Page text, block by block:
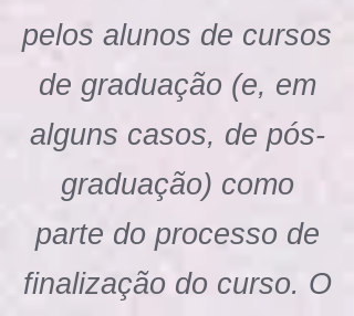
pelos alunos de cursos
de graduação (e, em
alguns casos, de pós-
graduação) como
parte do processo de
finalização do curso. O